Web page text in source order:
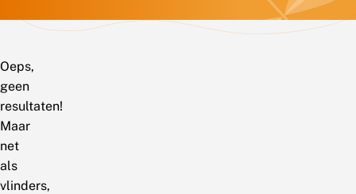
Oeps,
geen
resultaten!
Maar
net
als
vlinders,